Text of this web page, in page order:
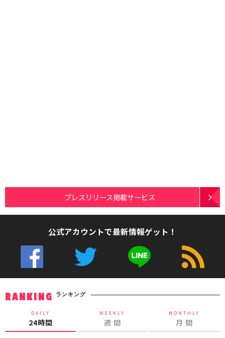
プレスリリース掲載サービス
公式アカウントで最新情報ゲット！
RANKING ランキング
DAILY
24時間
WEEKLY
週 間
MONTHLY
月 間